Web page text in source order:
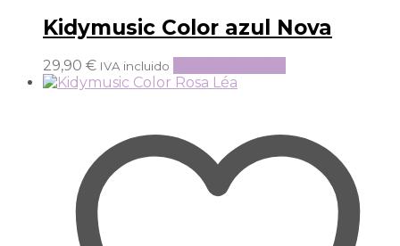
Kidymusic Color azul Nova
29,90 € IVA incluido